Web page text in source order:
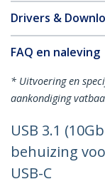
Drivers &
FAQ en naleving
* Uitvoering en
aankondiging
USB 3.1
behuizing
USB-C